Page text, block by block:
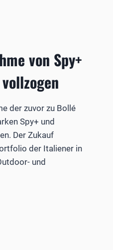
von Spy+
der zuvor zu Bollé
Spy+ und
Der Zukauf
der Italiener in
und